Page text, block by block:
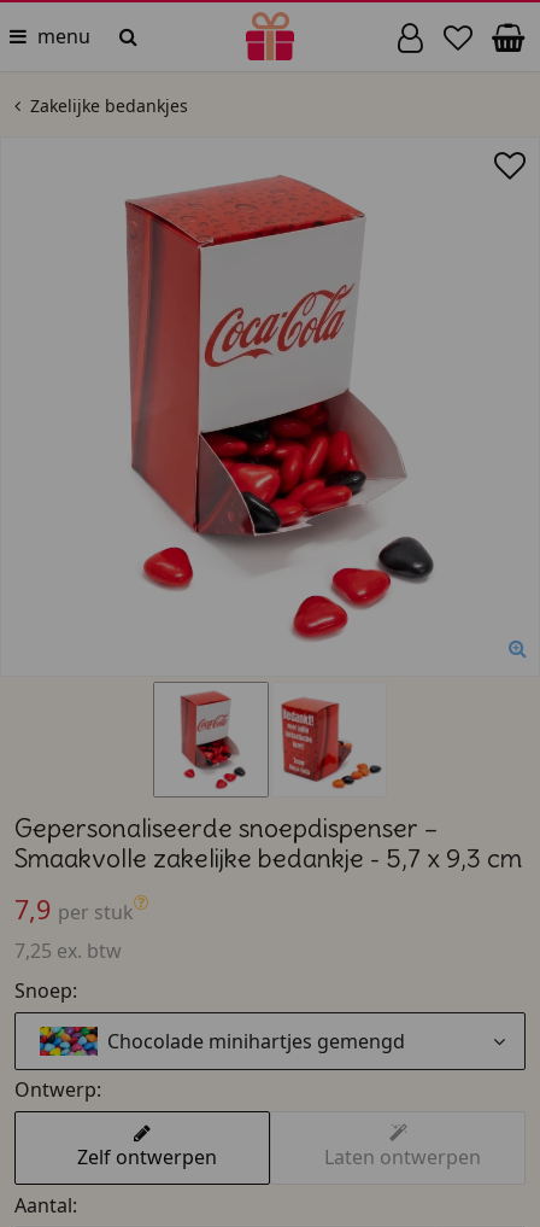
menu
Zakelijke bedankjes
Gepersonaliseerde snoepdispenser –
Smaakvolle zakelijke bedankje - 5,7 x 9,3 cm
7,9 per stuk
7,25 ex. btw
Snoep:
Chocolade minihartjes gemengd
Ontwerp:
Zelf ontwerpen
Laten ontwerpen
Aantal: